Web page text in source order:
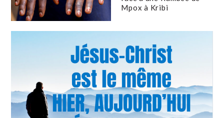
Mpox à Kribi